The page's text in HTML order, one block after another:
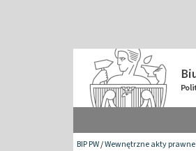
BIP PW/Wewnętrzne akty prawne